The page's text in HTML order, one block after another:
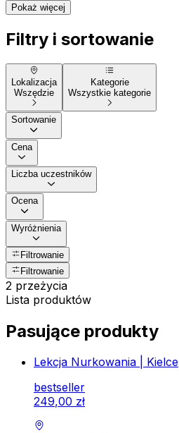
Pokaż więcej
Filtry i sortowanie
Lokalizacja
Wszędzie
Kategorie
Wszystkie kategorie
Sortowanie
Cena
Liczba uczestników
Ocena
Wyróżnienia
Filtrowanie
Filtrowanie
2 przeżycia
Lista produktów
Pasujące produkty
Lekcja Nurkowania | Kielce
bestseller
249,00 zł